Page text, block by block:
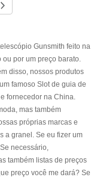
Gunsmith feito na
por um preço barato.
disso, nossos produtos
famoso Slot de guia de
fornecedor na China.
mas também
próprias marcas e
a granel. Se eu fizer um
necessário,
também listas de preços
preço você me dará? Se